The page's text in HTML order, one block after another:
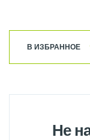
В ИЗБРАННОЕ
Не